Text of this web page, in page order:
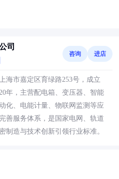
司
咨询 进店
海市嘉定区育绿路253号，成立
年，主营配电箱、变压器、智能
化、电能计量、物联网监测等应
善服务体系，是国家电网、轨道
制造与技术创新引领行业标准。